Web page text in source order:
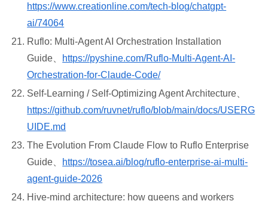
https://www.creationline.com/tech-blog/chatgpt-
ai/74064
Ruflo: Multi-Agent AI Orchestration Installation
Guide、
https://pyshine.com/Ruflo-Multi-Agent-AI-
Orchestration-for-Claude-Code/
Self-Learning / Self-Optimizing Agent Architecture、
https://github.com/ruvnet/ruflo/blob/main/docs/USERG
UIDE.md
The Evolution From Claude Flow to Ruflo Enterprise
Guide、
https://tosea.ai/blog/ruflo-enterprise-ai-multi-
agent-guide-2026
Hive-mind architecture: how queens and workers